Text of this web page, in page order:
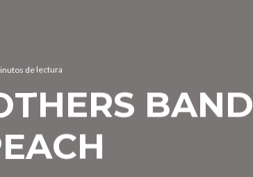
de lectura
BAND